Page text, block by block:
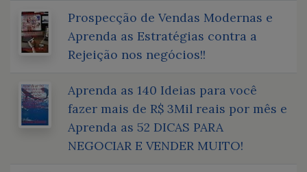
Prospecção de Vendas Modernas e
Aprenda as Estratégias contra a
Rejeição nos negócios!!
Aprenda as 140 Ideias para você
fazer mais de R$ 3Mil reais por mês e
Aprenda as 52 DICAS PARA
NEGOCIAR E VENDER MUITO!